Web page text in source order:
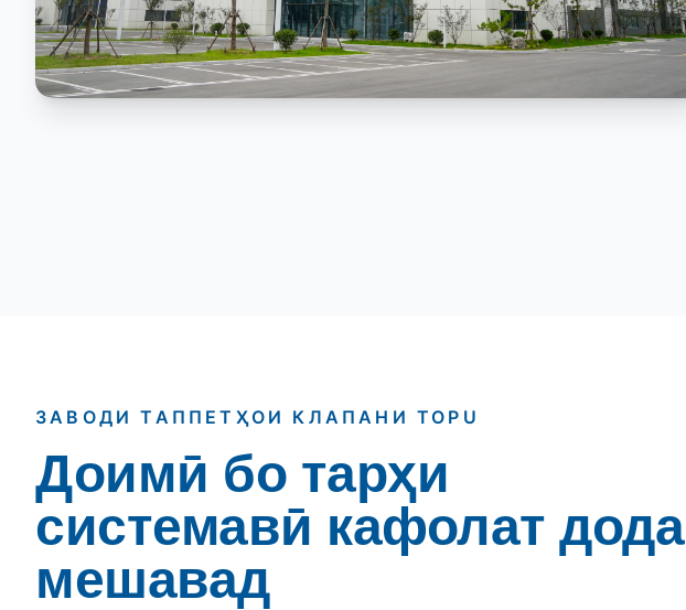
ЗАВОДИ ТАППЕТҲОИ КЛАПАНИ TOPU
Доимӣ бо тарҳи
системавӣ кафолат дода
мешавад